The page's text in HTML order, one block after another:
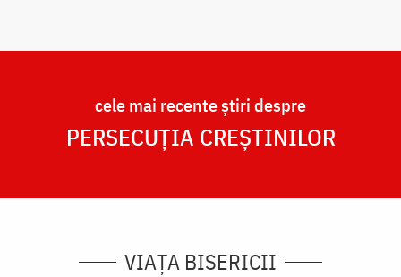
cele mai recente știri despre
PERSECUȚIA CREȘTINILOR
VIAȚA BISERICII